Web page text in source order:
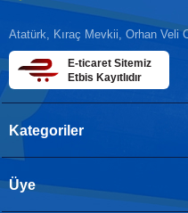
Atatürk, Kıraç Mevkii, Orhan Veli
E-ticaret Sitemiz
Etbis Kayıtlıdır
Kategoriler
Üye